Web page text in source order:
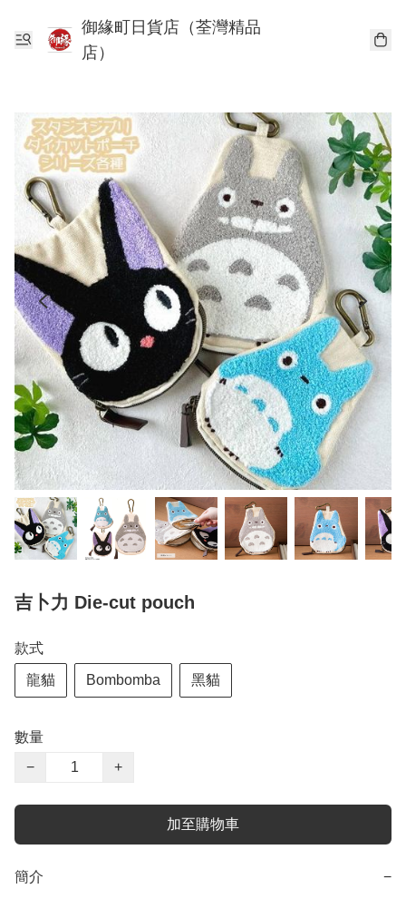
御緣町日貨店（荃灣精品
店）
吉卜力 Die-cut pouch
款式
龍貓 Bombomba 黑貓
數量
−
+
加至購物車
簡介 −